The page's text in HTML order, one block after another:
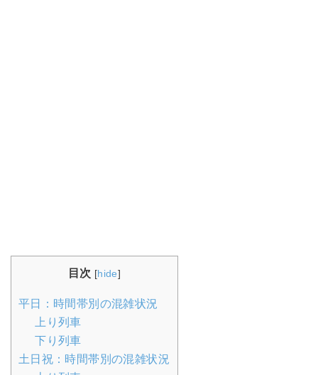
目次 [hide]
平日：時間帯別の混雑状況
上り列車
下り列車
土日祝：時間帯別の混雑状況